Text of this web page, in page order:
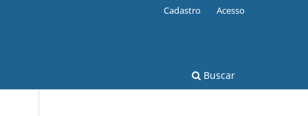
Buscar
Cadastro Acesso